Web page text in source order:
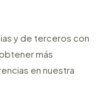
y de terceros con
más
en nuestra